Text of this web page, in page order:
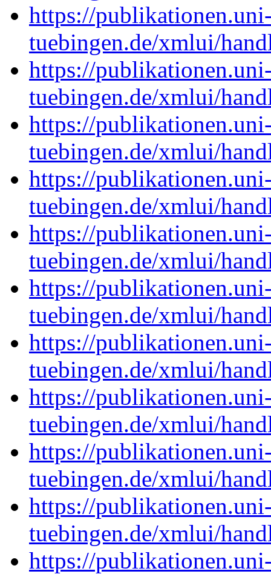
https://
tuebingen.de/xmlui/
https://
tuebingen.de/xmlui/
https://
tuebingen.de/xmlui/
https://
tuebingen.de/xmlui/
https://
tuebingen.de/xmlui/
https://
tuebingen.de/xmlui/
https://
tuebingen.de/xmlui/
https://
tuebingen.de/xmlui/
https://
tuebingen.de/xmlui/
https://
tuebingen.de/xmlui/
https://